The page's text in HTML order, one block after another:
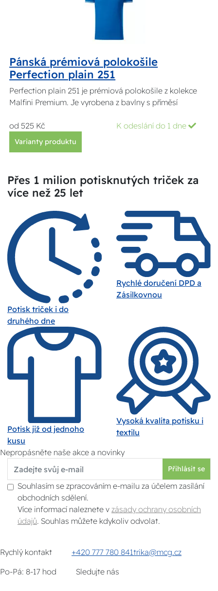
Pánská prémiová polokošile
Perfection plain 251
Perfection plain 251 je prémiová polokošile z kolekce
Malfini Premium. Je vyrobena z bavlny s příměsí
od 525 Kč K odeslání do 1 dne
Varianty produktu
Přes 1 milion potisknutých triček za
více než 25 let
Potisk triček i do
druhého dne
Rychlé doručení DPD a
Zásilkovnou
Potisk již od jednoho
kusu
Vysoká kvalita potisku i
textilu
Nepropásněte naše akce a novinky
Přihlásit se
Souhlasím se zpracováním e-mailu za účelem zasílání
obchodních sdělení.
Více informací naleznete v zásady ochrany osobních
údajů . Souhlas můžete kdykoliv odvolat.
Rychlý kontakt +420 777 780 841trika@mcg.cz
Po-Pá: 8-17 hod
Sledujte nás